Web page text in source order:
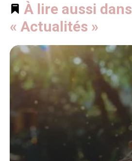
À lire aussi dans
« Actualités »